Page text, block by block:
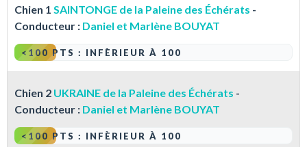
Chien 1 SAINTONGE de la Paleine des Échérats -
Conducteur : Daniel et Marlène BOUYAT
<100 PTS : INFÈRIEUR À 100
Chien 2 UKRAINE de la Paleine des Échérats -
Conducteur : Daniel et Marlène BOUYAT
<100 PTS : INFÈRIEUR À 100